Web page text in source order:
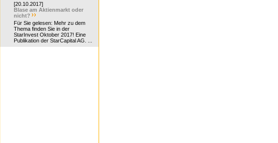
[20.10.2017]
Blase am Aktienmarkt oder
nicht?
Für Sie gelesen: Mehr zu dem
Thema finden Sie in der
StarInvest Oktober 2017! Eine
Publikation der StarCapital AG. ...